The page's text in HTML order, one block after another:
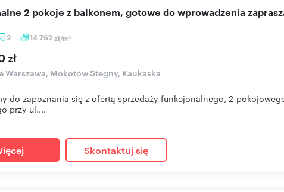
2 14 762zł/m2
2 pokoje z balkonem, gotowe do wprowadzenia
zł
Warszawa, Mokotów Stegny, Kaukaska
do zapoznania się z ofertą sprzedaży funkcjonalnego, 2-
przy ul....
Skontaktuj się